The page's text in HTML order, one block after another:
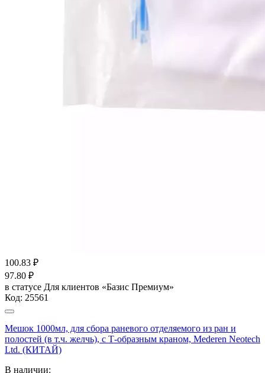
100.83 ₽
97.80 ₽
в статусе Для клиентов «Базис Премиум»
Код: 25561
Мешок 1000мл, для сбора раневого отделяемого из ран и
полостей (в т.ч. желчь), с Т-образным краном, Mederen Neotech
Ltd. (КИТАЙ)
В наличии: